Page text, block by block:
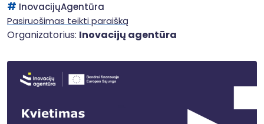
InovacijųAgentūra
Pasiruošimas teikti paraišką
Organizatorius: Inovacijų agentūra